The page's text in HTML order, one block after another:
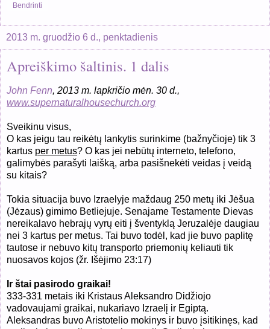
Bendrinti
2013 m. gruodžio 6 d., penktadienis
Apreiškimo šaltinis. 1 dalis
John Fenn, 2013 m. lapkričio mėn. 30 d.,
www.supernaturalhousechurch.org
Sveikinu visus,
O kas jeigu tau reikėtų lankytis surinkime (bažnyčioje) tik 3
kartus per metus? O kas jei nebūtų interneto, telefono,
galimybės parašyti laišką, arba pasišnekėti veidas į veidą
su kitais?
Tokia situacija buvo Izraelyje maždaug 250 metų iki Jėšua
(Jėzaus) gimimo Betliejuje. Senajame Testamente Dievas
nereikalavo hebrajų vyrų eiti į šventyklą Jeruzalėje daugiau
nei 3 kartus per metus. Tai buvo todėl, kad jie buvo paplitę
tautose ir nebuvo kitų transporto priemonių keliauti tik
nuosavos kojos (žr. Išėjimo 23:17)
Ir štai pasirodo graikai!
333-331 metais iki Kristaus Aleksandro Didžiojo
vadovaujami graikai, nukariavo Izraelį ir Egiptą.
Aleksandras buvo Aristotelio mokinys ir buvo įsitikinęs, kad